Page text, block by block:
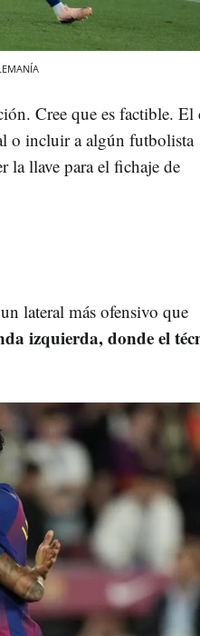
Cree que es factible. El
o incluir a algún futbolista
la llave para el fichaje de
lateral más ofensivo que
izquierda, donde el